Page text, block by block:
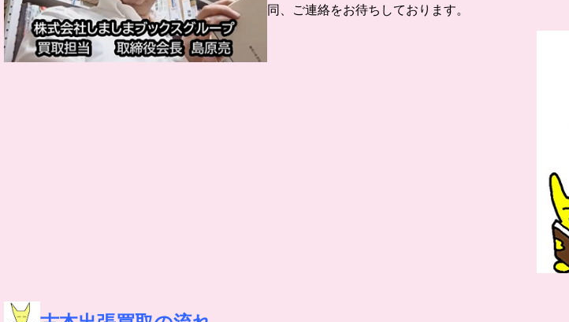
同、ご連絡をお待ちしております。